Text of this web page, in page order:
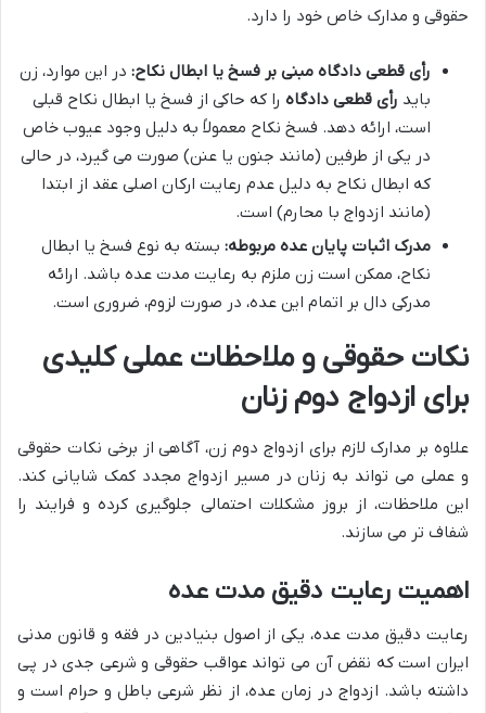
حقوقی و مدارک خاص خود را دارد.
رأی قطعی دادگاه مبنی بر فسخ یا ابطال نکاح: در این موارد، زن
باید رأی قطعی دادگاه را که حاکی از فسخ یا ابطال نکاح قبلی
است، ارائه دهد. فسخ نکاح معمولاً به دلیل وجود عیوب خاص
در یکی از طرفین (مانند جنون یا عنن) صورت می گیرد، در حالی
که ابطال نکاح به دلیل عدم رعایت ارکان اصلی عقد از ابتدا
(مانند ازدواج با محارم) است.
مدرک اثبات پایان عده مربوطه: بسته به نوع فسخ یا ابطال
نکاح، ممکن است زن ملزم به رعایت مدت عده باشد. ارائه
مدرکی دال بر اتمام این عده، در صورت لزوم، ضروری است.
نکات حقوقی و ملاحظات عملی کلیدی
برای ازدواج دوم زنان
علاوه بر مدارک لازم برای ازدواج دوم زن، آگاهی از برخی نکات حقوقی
و عملی می تواند به زنان در مسیر ازدواج مجدد کمک شایانی کند.
این ملاحظات، از بروز مشکلات احتمالی جلوگیری کرده و فرایند را
شفاف تر می سازند.
اهمیت رعایت دقیق مدت عده
رعایت دقیق مدت عده، یکی از اصول بنیادین در فقه و قانون مدنی
ایران است که نقض آن می تواند عواقب حقوقی و شرعی جدی در پی
داشته باشد. ازدواج در زمان عده، از نظر شرعی باطل و حرام است و